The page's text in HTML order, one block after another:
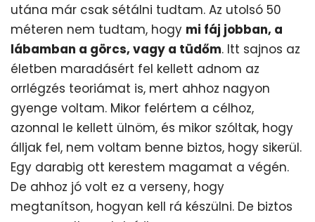
utána már csak sétálni tudtam. Az utolsó 50
méteren nem tudtam, hogy mi fáj jobban, a
lábamban a görcs, vagy a tüdőm. Itt sajnos az
életben maradásért fel kellett adnom az
orrlégzés teoriámat is, mert ahhoz nagyon
gyenge voltam. Mikor felértem a célhoz,
azonnal le kellett ülnöm, és mikor szóltak, hogy
álljak fel, nem voltam benne biztos, hogy sikerül.
Egy darabig ott kerestem magamat a végén.
De ahhoz jó volt ez a verseny, hogy
megtanítson, hogyan kell rá készülni. De biztos